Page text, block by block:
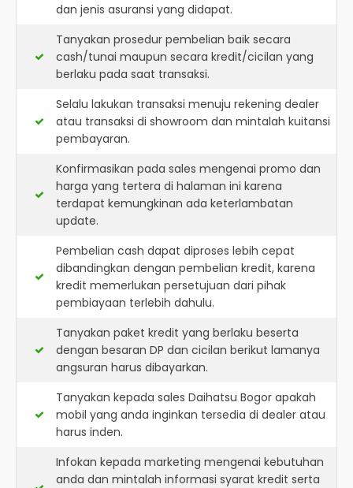
dan jenis asuransi yang didapat.
Tanyakan prosedur pembelian baik secara
cash/tunai maupun secara kredit/cicilan yang
berlaku pada saat transaksi.
Selalu lakukan transaksi menuju rekening dealer
atau transaksi di showroom dan mintalah kuitansi
pembayaran.
Konfirmasikan pada sales mengenai promo dan
harga yang tertera di halaman ini karena
terdapat kemungkinan ada keterlambatan
update.
Pembelian cash dapat diproses lebih cepat
dibandingkan dengan pembelian kredit, karena
kredit memerlukan persetujuan dari pihak
pembiayaan terlebih dahulu.
Tanyakan paket kredit yang berlaku beserta
dengan besaran DP dan cicilan berikut lamanya
angsuran harus dibayarkan.
Tanyakan kepada sales Daihatsu Bogor apakah
mobil yang anda inginkan tersedia di dealer atau
harus inden.
Infokan kepada marketing mengenai kebutuhan
anda dan mintalah informasi syarat kredit serta